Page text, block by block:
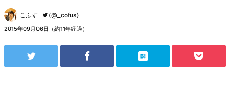
こふす (@_cofus)
2015年09月06日（約11年経過）